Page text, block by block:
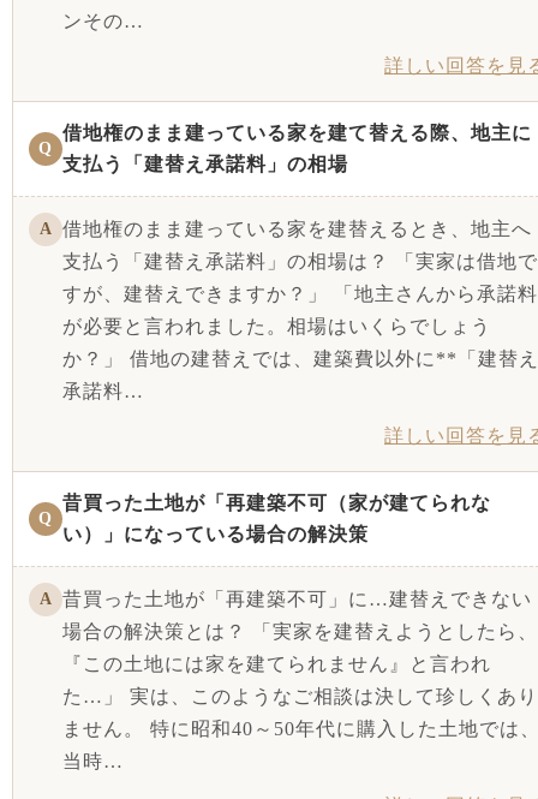
ンその…
詳しい回答を見
Q
借地権のまま建っている家を建て替える際、地主に
支払う「建替え承諾料」の相場
A 借地権のまま建っている家を建替えるとき、地主へ
支払う「建替え承諾料」の相場は？ 「実家は借地で
すが、建替えできますか？」 「地主さんから承諾料
が必要と言われました。相場はいくらでしょう
か？」 借地の建替えでは、建築費以外に**「建替え
承諾料…
詳しい回答を見
Q
昔買った土地が「再建築不可（家が建てられな
い）」になっている場合の解決策
A 昔買った土地が「再建築不可」に…建替えできない
場合の解決策とは？ 「実家を建替えようとしたら、
『この土地には家を建てられません』と言われ
た…」 実は、このようなご相談は決して珍しくあり
ません。 特に昭和40～50年代に購入した土地では
当時…